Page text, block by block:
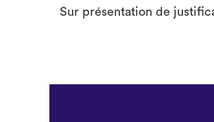
Sur présentation de